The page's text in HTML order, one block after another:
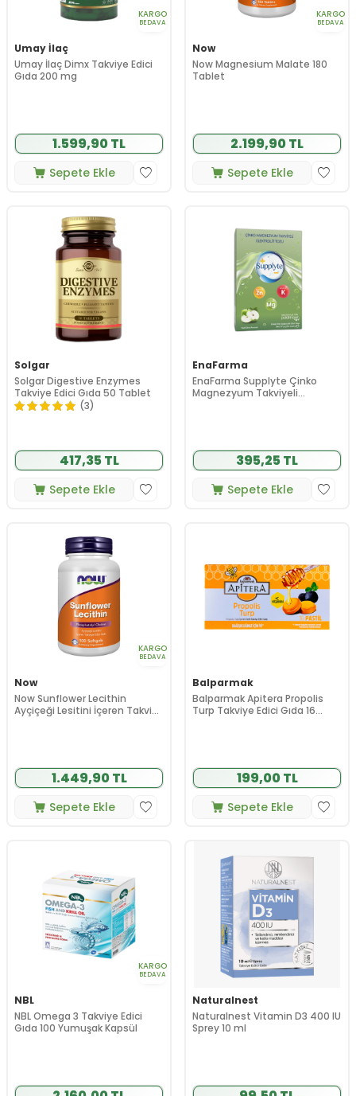
KARGO
BEDAVA
Umay İlaç
Umay İlaç Dimx Takviye Edici
Gıda 200 mg
1.599,90 TL
Sepete Ekle
KARGO
BEDAVA
Now
Now Magnesium Malate 180
Tablet
2.199,90 TL
Sepete Ekle
Solgar
Solgar Digestive Enzymes
Takviye Edici Gıda 50 Tablet
(3)
417,35 TL
Sepete Ekle
EnaFarma
EnaFarma Supplyte Çinko
Magnezyum Takviyeli
395,25 TL
Sepete Ekle
KARGO
BEDAVA
Now
Now Sunflower Lecithin
Ayçiçeği Lesitini İçeren Takviye
1.449,90 TL
Sepete Ekle
Balparmak
Balparmak Apitera Propolis
Turp Takviye Edici Gıda 16
199,00 TL
Sepete Ekle
KARGO
BEDAVA
NBL
NBL Omega 3 Takviye Edici
Gıda 100 Yumuşak Kapsül
Naturalnest
Naturalnest Vitamin D3 400 IU
Sprey 10 ml